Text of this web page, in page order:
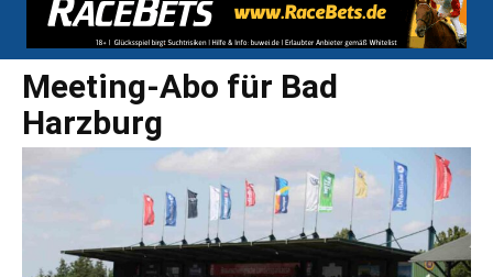
Meeting-Abo für Bad
Harzburg